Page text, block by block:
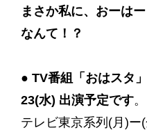
まさか私に、おーは
なんて！？
● TV番組「おはスタ
23(水) 出演予定です。
テレビ東京系列(月)ー